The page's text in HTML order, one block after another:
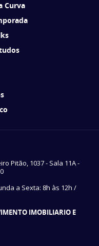
Curva
Pitão, 1037 - Sala 11A -
a Sexta: 8h às 12h /
IMOBILIARIO E